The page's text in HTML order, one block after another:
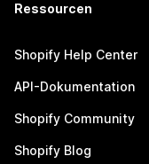
Ressourcen
Shopify Help Center
API-Dokumentation
Shopify Community
Shopify Blog